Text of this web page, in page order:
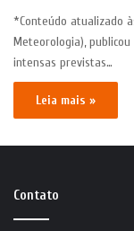
*Conteúdo atualizado
Meteorologia),
intensas previstas…
Leia mais »
Contato